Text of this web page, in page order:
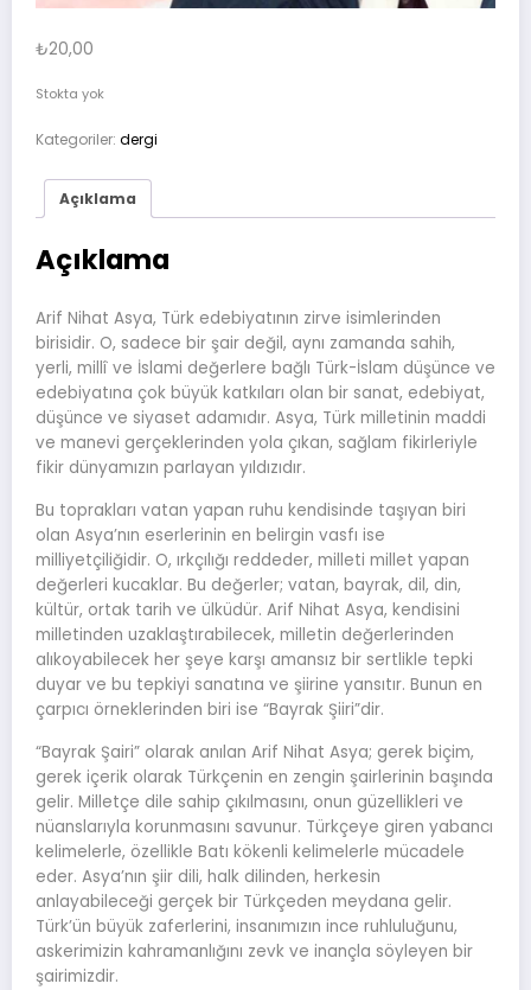
₺20,00
Stokta yok
Kategoriler: dergi
Açıklama
Açıklama
Arif Nihat Asya, Türk edebiyatının zirve isimlerinden
birisidir. O, sadece bir şair değil, aynı zamanda sahih,
yerli, millî ve İslami değerlere bağlı Türk-İslam düşünce ve
edebiyatına çok büyük katkıları olan bir sanat, edebiyat,
düşünce ve siyaset adamıdır. Asya, Türk milletinin maddi
ve manevi gerçeklerinden yola çıkan, sağlam fikirleriyle
fikir dünyamızın parlayan yıldızıdır.
Bu toprakları vatan yapan ruhu kendisinde taşıyan biri
olan Asya’nın eserlerinin en belirgin vasfı ise
milliyetçiliğidir. O, ırkçılığı reddeder, milleti millet yapan
değerleri kucaklar. Bu değerler; vatan, bayrak, dil, din,
kültür, ortak tarih ve ülküdür. Arif Nihat Asya, kendisini
milletinden uzaklaştırabilecek, milletin değerlerinden
alıkoyabilecek her şeye karşı amansız bir sertlikle tepki
duyar ve bu tepkiyi sanatına ve şiirine yansıtır. Bunun en
çarpıcı örneklerinden biri ise “Bayrak Şiiri”dir.
“Bayrak Şairi” olarak anılan Arif Nihat Asya; gerek biçim,
gerek içerik olarak Türkçenin en zengin şairlerinin başında
gelir. Milletçe dile sahip çıkılmasını, onun güzellikleri ve
nüanslarıyla korunmasını savunur. Türkçeye giren yabancı
kelimelerle, özellikle Batı kökenli kelimelerle mücadele
eder. Asya’nın şiir dili, halk dilinden, herkesin
anlayabileceği gerçek bir Türkçeden meydana gelir.
Türk’ün büyük zaferlerini, insanımızın ince ruhluluğunu,
askerimizin kahramanlığını zevk ve inançla söyleyen bir
şairimizdir.